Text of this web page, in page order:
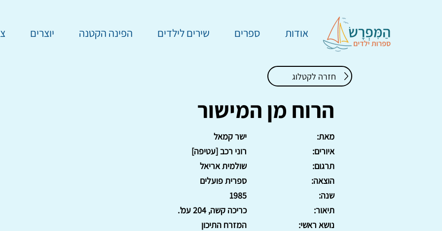
אודות ספרים שירים לילדים הפינה הקטנה יוצרים
חזרה לקטלוג
הרוח מן המישור
ישר קמאל
מאת:
רוני רכב [עטיפה]
איורים:
שולמית אריאל
תרגום:
ספרית פועלים
הוצאה:
1985
שנה:
כריכה קשה, 204 עמ'.
תיאור:
המזרח התיכון
נושא ראשי: